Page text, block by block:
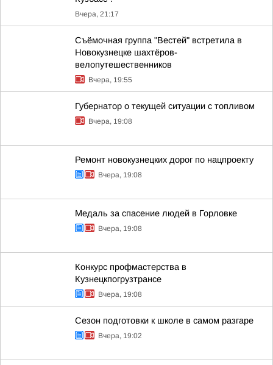
Вчера, 21:17
Съёмочная группа "Вестей" встретила в
Новокузнецке шахтёров-
велопутешественников
Вчера, 19:55
Губернатор о текущей ситуации с топливом
Вчера, 19:08
Ремонт новокузнецких дорог по нацпроекту
Вчера, 19:08
Медаль за спасение людей в Горловке
Вчера, 19:08
Конкурс профмастерства в
Кузнецкпогрузтрансе
Вчера, 19:08
Сезон подготовки к школе в самом разгаре
Вчера, 19:02